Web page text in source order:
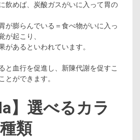
飲めば、炭酸ガスがいに入って胃の
が膨らんでいる＝食べ物がいに入っ
が起こり、
があるといわれています。
と血行を促進し、新陳代謝を促すこ
とができます。
】選べるカラ
類